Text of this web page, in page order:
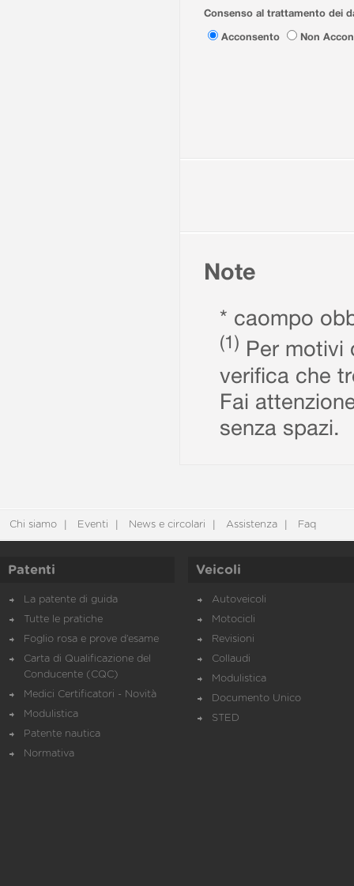
Consenso al trattamento dei
Acconsento
Non
Note
* caompo
(1) Per motivi
verifica che
Fai
senza spazi.
Chi siamo Eventi News e circolari Assistenza Faq
Patenti
La patente di guida
Tutte le pratiche
Foglio rosa e prove d’esame
Carta di Qualificazione del
Conducente (CQC)
Medici Certificatori - Novità
Modulistica
Patente nautica
Normativa
Veicoli
Autoveicoli
Motocicli
Revisioni
Collaudi
Modulistica
Documento Unico
STED